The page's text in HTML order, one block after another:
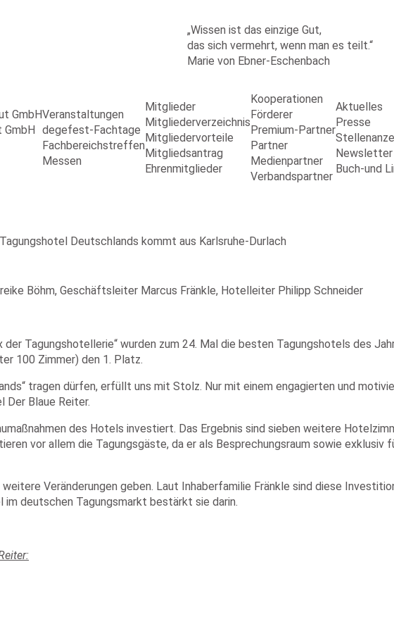
„Wissen ist das einzige Gut,
das sich vermehrt, wenn man es teilt.“
Marie von Ebner-Eschenbach
GmbHVeranstaltungen
degefest-Fachtage
Fachbereichstreffen
Messen
Mitglieder
Mitgliederverzeichnis
Mitgliedervorteile
Mitgliedsantrag
Ehrenmitglieder
Kooperationen
Förderer
Premium-Partner
Partner
Medienpartner
Verbandspartner
Aktuelles
Presse
Newsletter
Buch-und
Deutschlands kommt aus Karlsruhe-Durlach
Böhm, Geschäftsleiter Marcus Fränkle, Hotelleiter Philipp Schneider
der Tagungshotellerie“ wurden zum 24. Mal die besten Tagungshotels des
100 Zimmer) den 1. Platz.
tragen dürfen, erfüllt uns mit Stolz. Nur mit einem engagierten und
Der Blaue Reiter.
des Hotels investiert. Das Ergebnis sind sieben weitere
vor allem die Tagungsgäste, da er als Besprechungsraum sowie exklusiv
Veränderungen geben. Laut Inhaberfamilie Fränkle sind diese
deutschen Tagungsmarkt bestärkt sie darin.